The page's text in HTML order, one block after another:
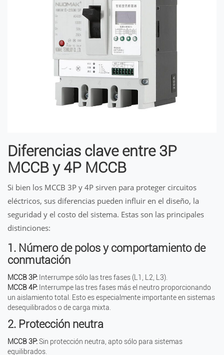
Diferencias clave entre 3P
MCCB y 4P MCCB
Si bien los MCCB 3P y 4P sirven para proteger circuitos
eléctricos, sus diferencias pueden influir en el diseño, la
seguridad y el costo del sistema. Estas son las principales
distinciones:
1. Número de polos y comportamiento de
conmutación
MCCB 3P: Interrumpe sólo las tres fases (L1, L2, L3).
MCCB 4P: Interrumpe las tres fases más el neutro proporcionando
un aislamiento total. Esto es especialmente importante en sistemas
desequilibrados o de carga mixta.
2. Protección neutra
MCCB 3P:Sin protección neutra, apto sólo para sistemas
equilibrados.